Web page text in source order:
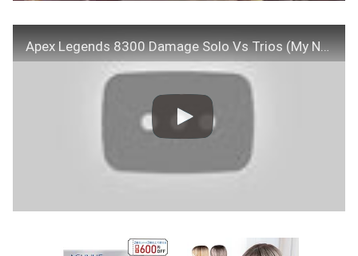
Apex Legends 8300 Damage Solo Vs Trios (My New Record!)